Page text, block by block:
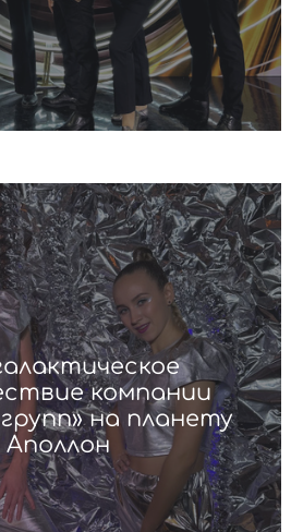
компании
на планету
Аполлон